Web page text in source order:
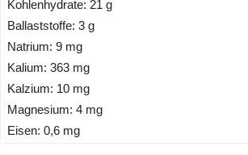
Kohlenhydrate: 21 g
Ballaststoffe: 3 g
Natrium: 9 mg
Kalium: 363 mg
Kalzium: 10 mg
Magnesium: 4 mg
Eisen: 0,6 mg